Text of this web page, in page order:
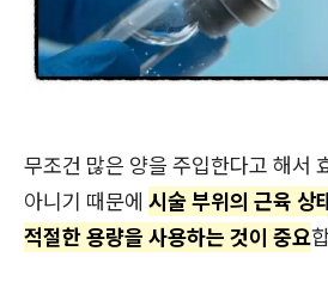
무조건 많은 양을 주입한다고 해서
아니기 때문에 시술 부위의 근육 상
적절한 용량을 사용하는 것이 중요